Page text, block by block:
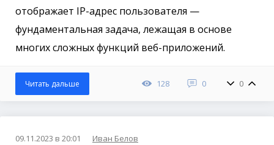
отображает IP-адрес пользователя —
фундаментальная задача, лежащая в основе
многих сложных функций веб-приложений.
128 0 0
Читать дальше
09.11.2023 в 20:01 Иван Белов